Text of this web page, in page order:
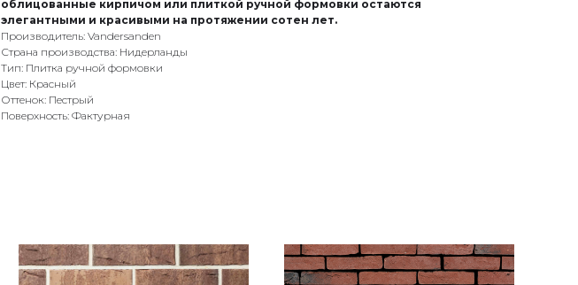
облицованные кирпичом или плиткой ручной формовки остаются
элегантными и красивыми на протяжении сотен лет.
Производитель: Vandersanden
Страна производства: Нидерланды
Тип: Плитка ручной формовки
Цвет: Красный
Оттенок: Пестрый
Поверхность: Фактурная